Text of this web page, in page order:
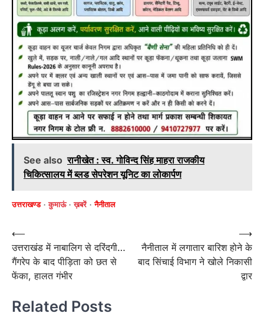
See also रानीखेत : स्व. गोविन्द सिंह माहरा राजकीय
चिकित्सालय में ब्लड सेपरेशन यूनिट का लोकार्पण
उत्तराखण्ड कुमाऊं ख़बरें नैनीताल
Post
navigation
⟵
उत्तराखंड में नाबालिग से दरिंदगी…
गैंगरेप के बाद पीड़िता को छत से
फेंका, हालत गंभीर
नैनीताल में लगातार बारिश होने के
बाद सिंचाई विभाग ने खोले निकासी
द्वार
⟶
Related Posts